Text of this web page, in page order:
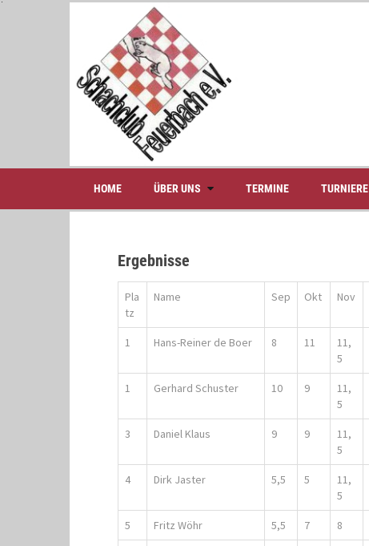
S
t
HOME ÜBER UNS TERMINE TURNIERE
Ergebnisse
Pla
tz
Name Sep Okt Nov
1 Hans-Reiner de Boer 8 11
11,
5
1 Gerhard Schuster 10 9
11,
5
3 Daniel Klaus 9 9
11,
5
4 Dirk Jaster 5,5 5
11,
5
5 Fritz Wöhr 5,5 7 8